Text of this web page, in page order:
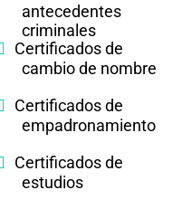
antecedentes
criminales
Certificados de
cambio de nombre
Certificados de
empadronamiento
Certificados de
estudios